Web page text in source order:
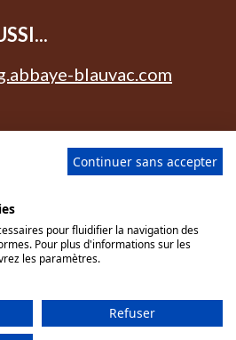
Continuer sans accepter
pour fluidifier la navigation des
Pour plus d'informations sur les
les paramètres.
Refuser
blauvac.com
accessibles aux
réduite. Des
sont à disposition.
Abbaye Notre-Dame de
droits réservés